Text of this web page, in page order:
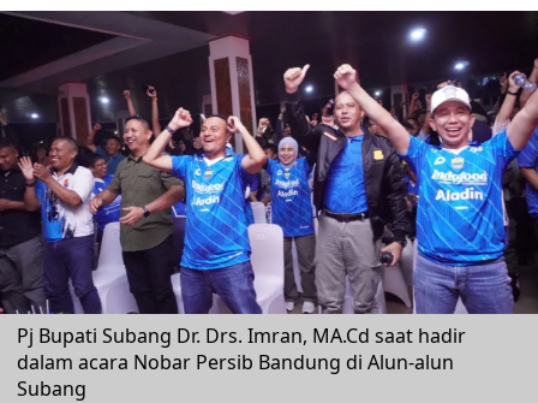
Pj Bupati Subang Dr. Drs. Imran, MA.Cd saat hadir
dalam acara Nobar Persib Bandung di Alun-alun
Subang